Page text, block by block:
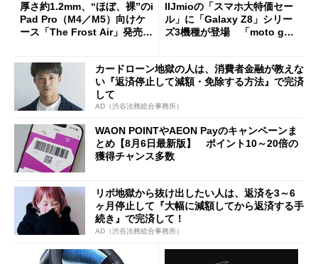
厚さ約1.2mm、“ほぼ、裸”のi
Pad Pro（M4／M5）向けケ
ース「The Frost Air」発売
IIJmioの「スマホ大特価セー
ル」に「Galaxy Z8」シリー
ズ3機種が登場 「moto g37
カードローン地獄の人は、消費者金融が教えな
い『返済停止して減額・免除する方法』で完済
して
AD（渋谷法務総合事務所）
WAON POINTやAEON Payのキャンペーンま
とめ【8月6日最新版】 ポイント10～20倍の
獲得チャンス多数
リボ地獄から抜け出したい人は、返済を3～6
ヶ月停止して『大幅に減額してから返済する手
続き』で完済して！
AD（渋谷法務総合事務所）